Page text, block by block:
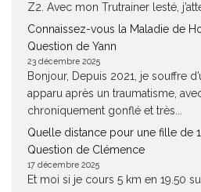
Z2. Avec mon Trutrainer lesté,
Connaissez-vous la Maladie de
Question de Yann
23 décembre 2025
Bonjour, Depuis 2021, je souffre
apparu après un traumatisme,
chroniquement gonflé et très...
Quelle distance pour une fille de
Question de Clémence
17 décembre 2025
Et moi si je cours 5 km en 19.50